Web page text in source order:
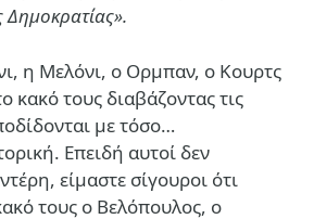
η Μελόνι, ο Ορμπαν, ο Κουρτς
κακό τους διαβάζοντας τις
με τόσο…
Επειδή αυτοί δεν
είμαστε σίγουροι ότι
τους ο Βελόπουλος, ο